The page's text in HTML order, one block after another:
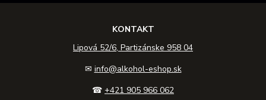
KONTAKT
Lipová 52/6, Partizánske 958 04
✉ info@alkohol-eshop.sk
☎ +421 905 966 062